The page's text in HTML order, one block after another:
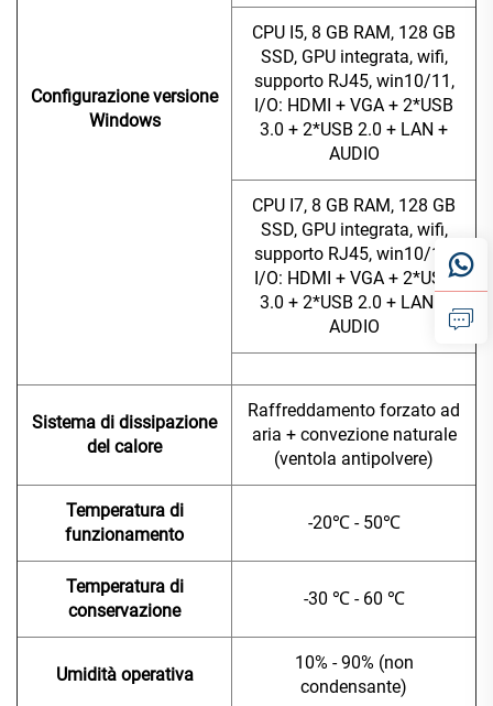
Configurazione versione
Windows
CPU I5, 8 GB RAM, 128 GB
SSD, GPU integrata, wifi,
supporto RJ45, win10/11,
I/O: HDMI + VGA + 2*USB
3.0 + 2*USB 2.0 + LAN +
AUDIO
CPU I7, 8 GB RAM, 128 GB
SSD, GPU integrata, wifi,
supporto RJ45, win10/11,
I/O: HDMI + VGA + 2*USB
3.0 + 2*USB 2.0 + LAN +
AUDIO
Sistema di dissipazione
del calore
Raffreddamento forzato ad
aria + convezione naturale
(ventola antipolvere)
Temperatura di
funzionamento
-20℃ - 50℃
Temperatura di
conservazione
-30 ℃ - 60 ℃
Umidità operativa
10% - 90% (non
condensante)